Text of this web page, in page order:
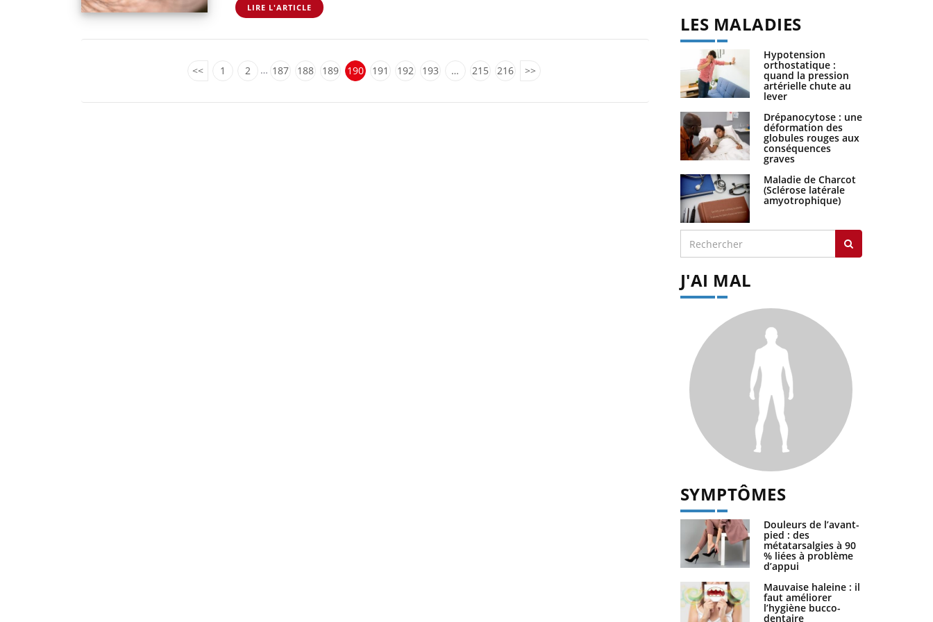
LIRE L'ARTICLE
<< 1 2 … 187 188 189 190 191 192 193 … 215 216 >>
LES MALADIES
Hypotension
orthostatique :
quand la pression
artérielle chute au
lever
Drépanocytose : une
déformation des
globules rouges aux
conséquences
graves
Maladie de Charcot
(Sclérose latérale
amyotrophique)
J'AI MAL
SYMPTÔMES
Douleurs de l’avant-
pied : des
métatarsalgies à 90
% liées à problème
d’appui
Mauvaise haleine : il
faut améliorer
l’hygiène bucco-
dentaire